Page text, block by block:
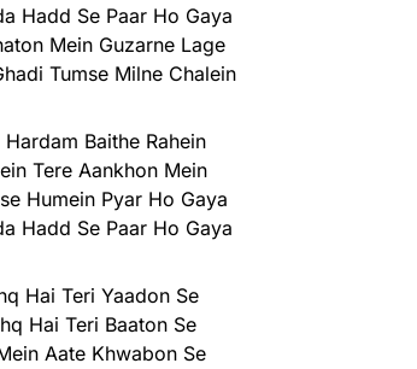
Hadd Se Paar Ho Gaya
Mein Guzarne Lage
Tumse Milne Chalein
Baithe Rahein
Tere Aankhon Mein
Humein Pyar Ho Gaya
Hadd Se Paar Ho Gaya
Hai Teri Yaadon Se
Hai Teri Baaton Se
Aate Khwabon Se